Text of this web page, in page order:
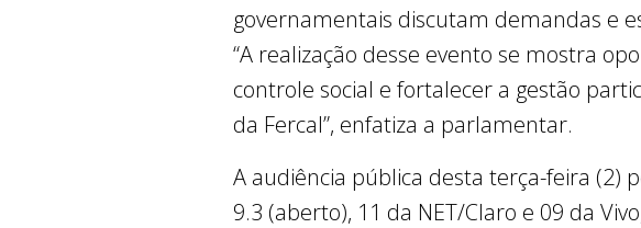
governamentais discutam demandas e
“A realização desse evento se mostra
controle social e fortalecer a gestão
da Fercal”, enfatiza a parlamentar.
A audiência pública desta terça-feira (2)
9.3 (aberto), 11 da NET/Claro e 09 da